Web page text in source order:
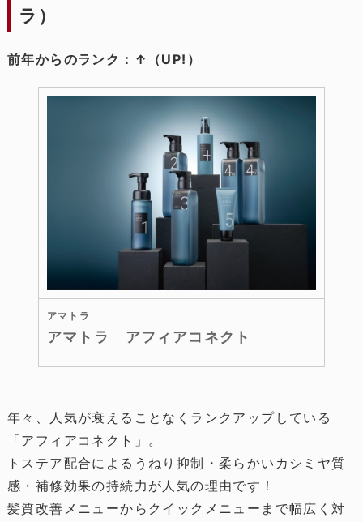
ラ）
前年からのランク：↑（UP!）
アマトラ
アマトラ アフィアコネクト
年々、人気が衰えることなくランクアップしている
「アフィアコネクト」。
トステア配合によるうねり抑制・柔らかいカシミヤ質
感・補修効果の持続力が人気の理由です！
髪質改善メニューからクイックメニューまで幅広く対